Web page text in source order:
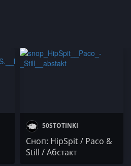
50STOTINKI
Сноп: HipSpit / Paco &
Still / Абстакт